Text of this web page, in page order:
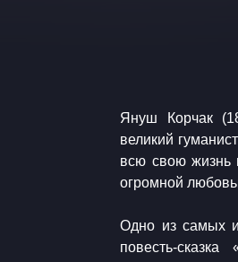
​​Януш Корчак
великий
всю свою жизнь
огромной
​Одно из самых
повесть-